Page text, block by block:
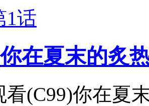
1话
在夏末的炙
看(C99)你在夏